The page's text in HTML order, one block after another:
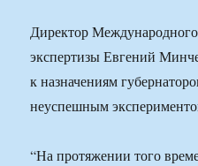
Директор
экспертизы Евгений
к назначениям
неуспешным
“На протяжении того